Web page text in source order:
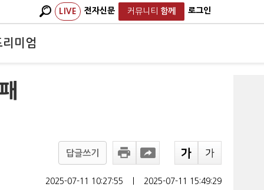
LIVE 전자신문 커뮤니티 함께 로그인
리미엄
답글쓰기
2025-07-11 10:27:55 2025-07-11 15:49:29